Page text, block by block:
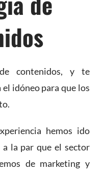
contenidos, y te
idóneo para que los
hemos ido
la par que el sector
de marketing y